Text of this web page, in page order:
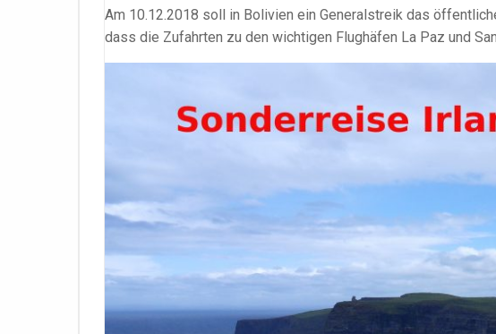
Am 10.12.2018 soll in Bolivien ein Generalstreik das
dass die Zufahrten zu den wichtigen Flughäfen La Paz und